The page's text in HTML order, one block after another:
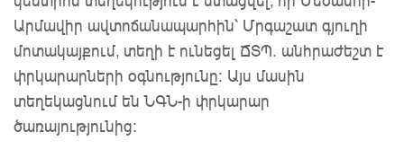
Արմավիր ավտոճանապարհին՝ Մրգաշատ գյուղի
մոտակայքում, տեղի է ունեցել ՃՏՊ․ անհրաժեշտ է
փրկարարների օգնությունը։ Այս մասին
տեղեկացնում են ՆԳՆ-ի փրկարար
ծառայությունից։